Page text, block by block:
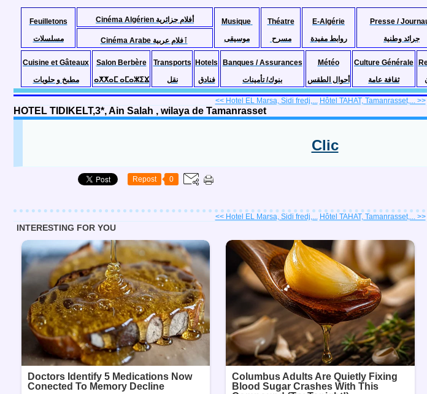
Feuilletons
مسلسلات
Cinéma Algérien أفلام جزائرية
Musique
موسيقى
Théatre
مسرح
E-Algérie
روابط مفيدة
Presse /
جرائد وطنية
Cinéma Arabe ٱفلام عربية
Cuisine et Gâteaux
مطبخ و حلويات
Salon Berbère
ⴰⵅⵅⴰⵎ ⴰⵎⴰⵣⵉⴴ
Transports
نقل
Hotels
فنادق
Banques / Assurances
بنوك/ تأمينات
Météo
أحوال الطقس
Culture Générale
ثقافة عامة
<< Hotel EL Marsa, Sidi fredj,... Hôtel TAHAT, Tamanrasset,... >>
HOTEL TIDIKELT,3*, Ain Salah , wilaya de Tamanrasset
Clic
Repost 0
<< Hotel EL Marsa, Sidi fredj,... Hôtel TAHAT, Tamanrasset,... >>